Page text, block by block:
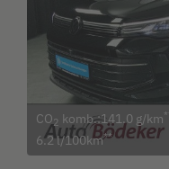
CO2 komb.:141.0 g/km
6.2 l/100km**